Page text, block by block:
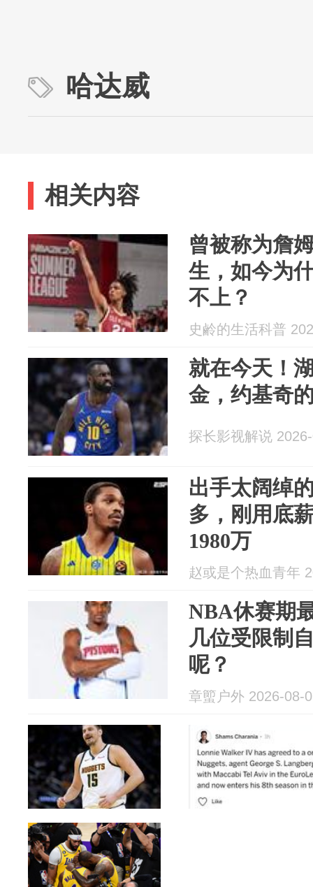
哈达威
相关内容
曾被称为詹
生，如今为
不上？
史鹷的生活科普
就在今天！
金，约基奇
探长影视解说
出手太阔绰
多，刚用底
1980万
赵或是个热血青年
NBA休赛期
几位受限制
呢？
章蠞户外 2026-08-